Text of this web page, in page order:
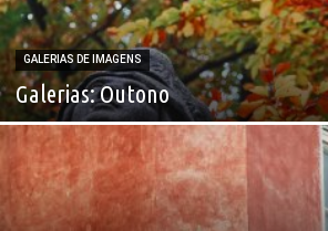
GALERIAS DE IMAGENS
Galerias: Outono